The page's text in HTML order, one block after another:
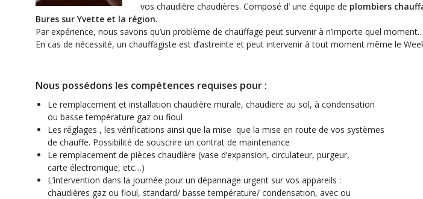
vos chaudière chaudières. Composé d’ une équipe de plombiers
Bures sur Yvette et la région.
Par expérience, nous savons qu’un problème de chauffage peut survenir à n’importe quel
En cas de nécessité, un chauffagiste est d’astreinte et peut intervenir à tout moment même le
Nous possédons les compétences requises pour :
Le remplacement et installation chaudière murale, chaudiere au sol, à condensation
ou basse température gaz ou fioul
Les réglages , les vérifications ainsi que la mise que la mise en route de vos systèmes
de chauffe. Possibilité de souscrire un contrat de maintenance
Le remplacement de pièces chaudière (vase d’expansion, circulateur, purgeur,
carte électronique, etc…)
L’intervention dans la journée pour un dépannage urgent sur vos appareils :
chaudières gaz ou fioul, standard/ basse température/ condensation, avec ou